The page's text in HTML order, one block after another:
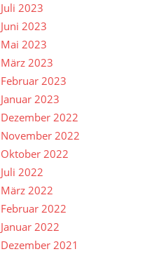
Juli 2023
Juni 2023
Mai 2023
März 2023
Februar 2023
Januar 2023
Dezember 2022
November 2022
Oktober 2022
Juli 2022
März 2022
Februar 2022
Januar 2022
Dezember 2021